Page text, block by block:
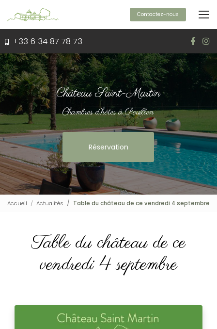
contenu
principal
+33 6 34 87 78 73
Contactez-nous
Château Saint-Martin
Chambres d'hôtes à Pouillon
Réservation
Accueil Actualités Table du château de ce vendredi 4 septembre
Table du château de ce
vendredi 4 septembre